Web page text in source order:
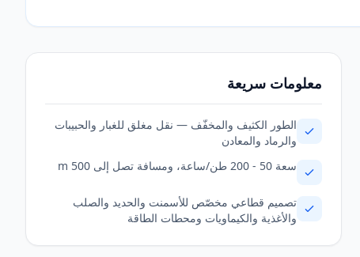
معلومات سريعة
الطور الكثيف والمخفّف — نقل مغلق للغبار والحبيبات
والرماد والمعادن
سعة 50 - 200 طن/ساعة، ومسافة تصل إلى 500 m
تصميم قطاعي مخصّص للأسمنت والحديد والصلب
والأغذية والكيماويات ومحطات الطاقة